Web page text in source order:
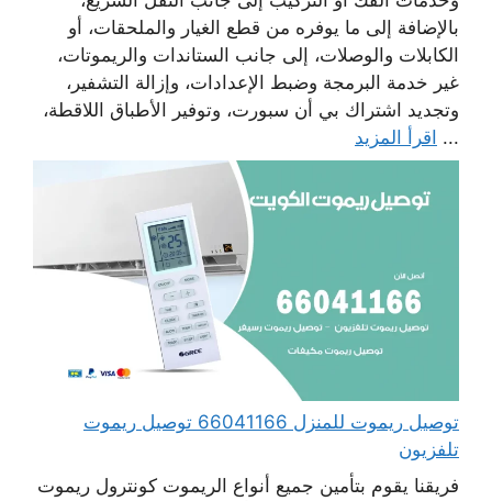
بالإضافة إلى ما يوفره من قطع الغيار والملحقات، أو
الكابلات والوصلات، إلى جانب الستاندات والريموتات،
غير خدمة البرمجة وضبط الإعدادات، وإزالة التشفير،
وتجديد اشتراك بي أن سبورت، وتوفير الأطباق اللاقطة،
... اقرأ المزيد
توصيل ريموت للمنزل 66041166 توصيل ريموت
تلفزيون
فريقنا يقوم بتأمين جميع أنواع الريموت كونترول ريموت